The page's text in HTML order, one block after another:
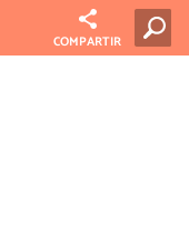
COMPARTIR